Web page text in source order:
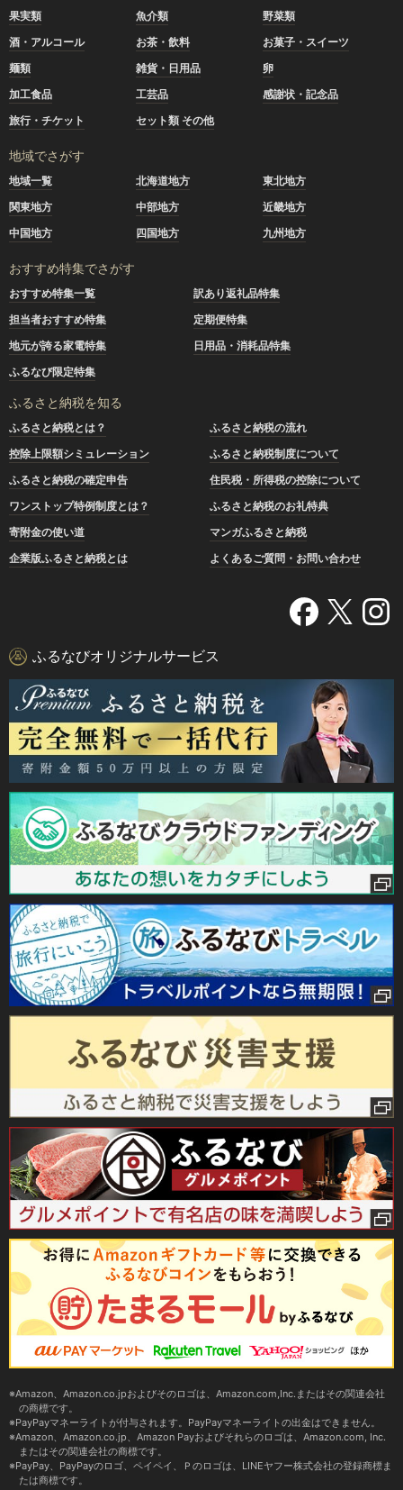
果実類
魚介類
野菜類
酒・アルコール
お茶・飲料
お菓子・スイーツ
麺類
雑貨・日用品
卵
加工食品
工芸品
感謝状・記念品
旅行・チケット
セット類 その他
地域でさがす
地域一覧 北海道地方
東北地方
関東地方
中部地方
近畿地方
中国地方
四国地方 九州地方
おすすめ特集でさがす
おすすめ特集一覧
訳あり返礼品特集
担当者おすすめ特集
定期便特集
地元が誇る家電特集
日用品・消耗品特集
ふるなび限定特集
ふるさと納税を知る
ふるさと納税とは？
ふるさと納税の流れ
控除上限額シミュレーション
ふるさと納税制度について
ふるさと納税の確定申告
住民税・所得税の控除について
ワンストップ特例制度とは？
ふるさと納税のお礼特典
寄附金の使い道
マンガふるさと納税
企業版ふるさと納税とは
よくあるご質問・お問い合わせ
ふるなびオリジナルサービス
Amazon、Amazon.co.jpおよびそのロゴは、Amazon.com,Inc.またはその関連会社
の商標です。
PayPayマネーライトが付与されます。PayPayマネーライトの出金はできません。
Amazon、Amazon.co.jp、Amazon Payおよびそれらのロゴは、Amazon.com, Inc.
またはその関連会社の商標です。
PayPay、PayPayのロゴ、ペイペイ、Ｐのロゴは、LINEヤフー株式会社の登録商標ま
たは商標です。